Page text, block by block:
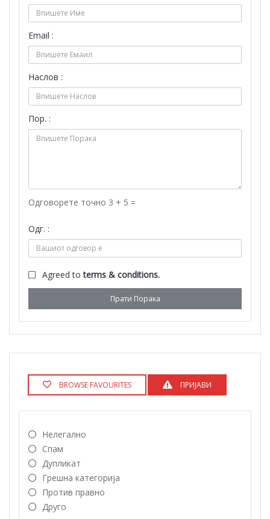
Email :
Наслов :
Пор. :
Одговорете точно 3 + 5 =
Одг. :
Agreed toterms & conditions.
Прати Порака
BROWSE FAVOURITES ПРИЈАВИ
Нелегално
Спам
Дупликат
Грешна категорија
Против правно
Друго